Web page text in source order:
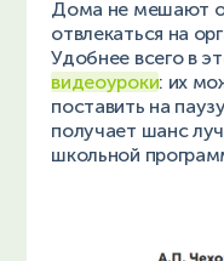
Дома не мешают
отвлекаться на
Удобнее всего в
видеоуроки: их
поставить на
получает шанс
школьной